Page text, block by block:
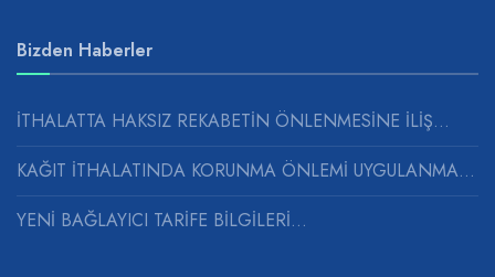
Bizden Haberler
İTHALATTA HAKSIZ REKABETİN ÖNLENMESİNE İLİŞ...
KAĞIT İTHALATINDA KORUNMA ÖNLEMİ UYGULANMASINA...
YENİ BAĞLAYICI TARİFE BİLGİLERİ...